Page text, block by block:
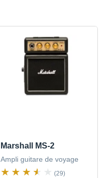
Marshall MS-2
Ampli guitare de voyage
(29)